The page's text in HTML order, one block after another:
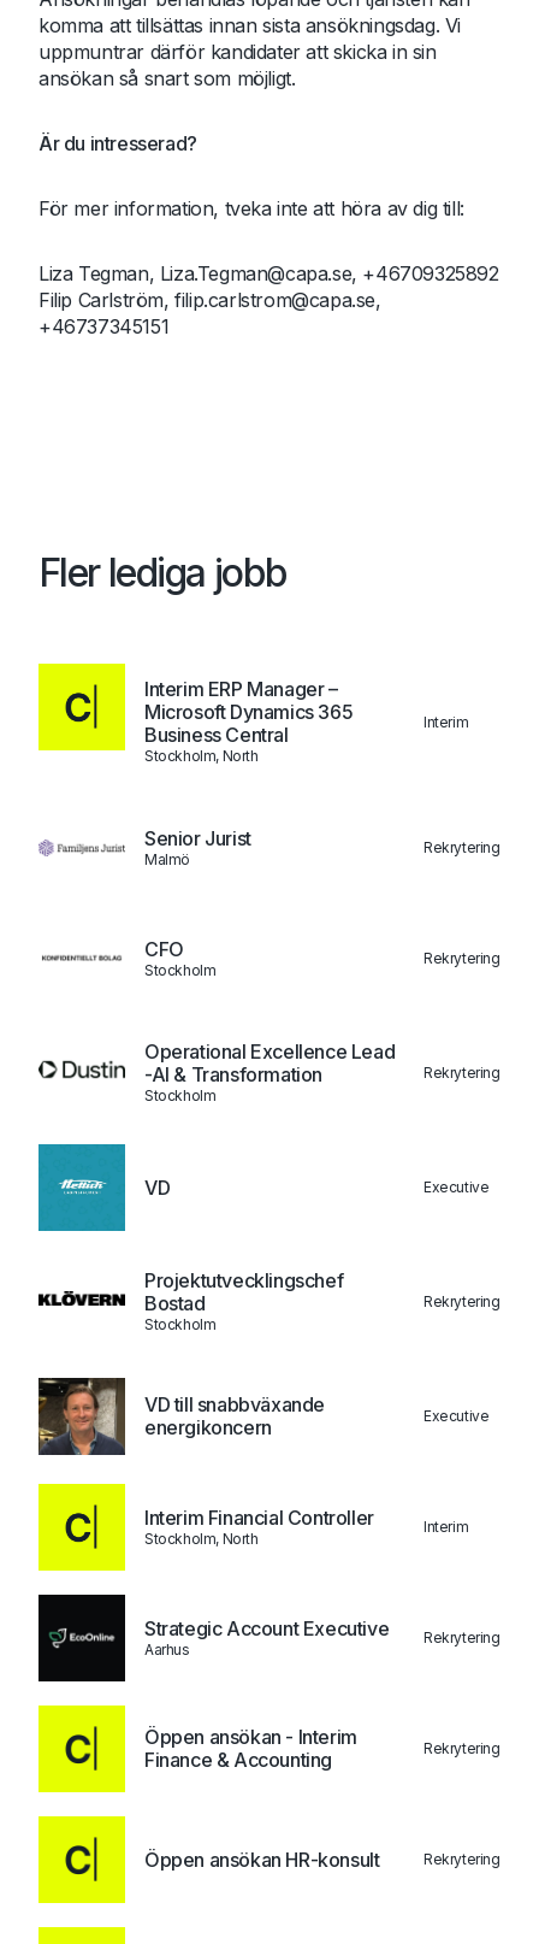
komma att tillsättas innan sista ansökningsdag. Vi
uppmuntrar därför kandidater att skicka in sin
ansökan så snart som möjligt.
Är du intresserad?
För mer information, tveka inte att höra av dig till:
Liza Tegman, Liza.Tegman@capa.se, +46709325892
Filip Carlström,filip.carlstrom@capa.se,
+46737345151
Fler lediga jobb
Interim ERP Manager –
Microsoft Dynamics 365
Business Central
Stockholm, North
Interim
Senior Jurist
Malmö
Rekrytering
CFO
Stockholm
Rekrytering
Operational Excellence Lead
-AI & Transformation
Stockholm
Rekrytering
VD Executive
Projektutvecklingschef
Bostad
Stockholm
Rekrytering
VD till snabbväxande
energikoncern
Executive
Interim Financial Controller
Stockholm, North
Interim
Strategic Account Executive
Aarhus
Rekrytering
Öppen ansökan - Interim
Finance & Accounting
Rekrytering
Öppen ansökan HR-konsult Rekrytering